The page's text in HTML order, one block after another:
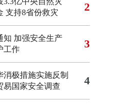
支持8省份救灾
2
知 加强安全生产
工作
3
消极措施实施反制
易国家安全调查
4